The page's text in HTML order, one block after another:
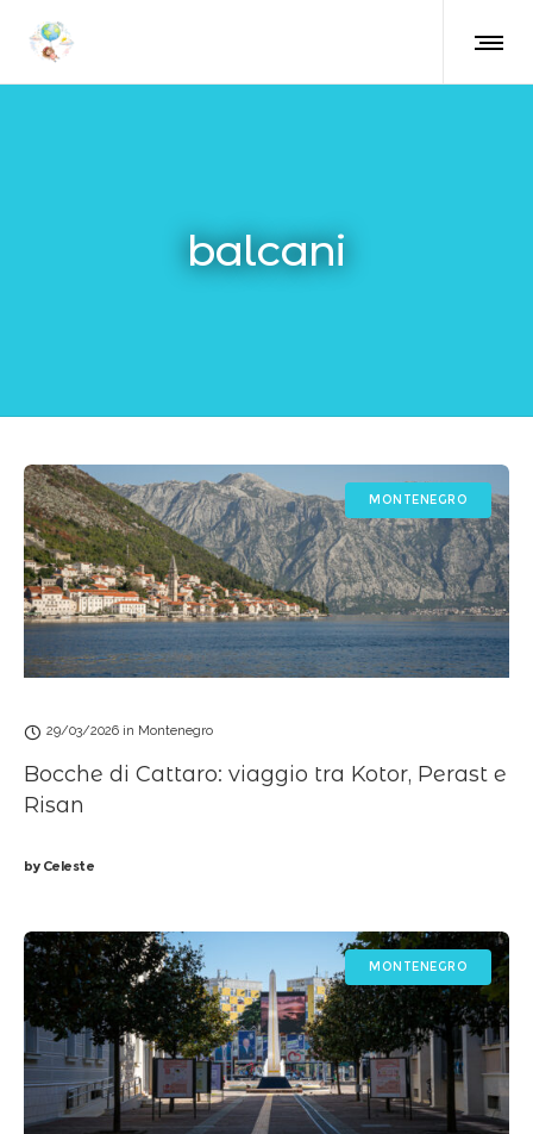
balcani
MONTENEGRO
29/03/2026 in Montenegro
Bocche di Cattaro: viaggio tra Kotor, Perast e
Risan
byCeleste
MONTENEGRO